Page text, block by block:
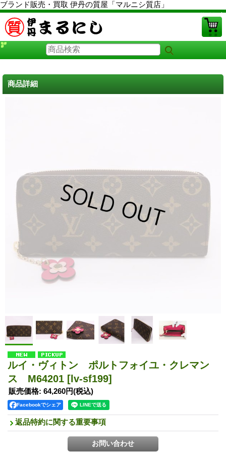
ブランド販売・買取 伊丹の質屋「マルニシ質店」
PCサイト
商品詳細
ルイ・ヴィトン ポルトフォイユ・クレマン
ス M64201 [lv-sf199]
販売価格: 64,260円(税込)
Facebookでシェア
返品特約に関する重要事項